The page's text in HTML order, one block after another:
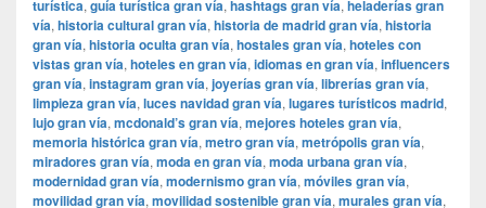
turística, guía turística gran vía, hashtags gran vía, heladerías gran
vía, historia cultural gran vía, historia de madrid gran vía, historia
gran vía, historia oculta gran vía, hostales gran vía, hoteles con
vistas gran vía, hoteles en gran vía, idiomas en gran vía, influencers
gran vía, instagram gran vía, joyerías gran vía, librerías gran vía,
limpieza gran vía, luces navidad gran vía, lugares turísticos madrid,
lujo gran vía, mcdonald’s gran vía, mejores hoteles gran vía,
memoria histórica gran vía, metro gran vía, metrópolis gran vía,
miradores gran vía, moda en gran vía, moda urbana gran vía,
modernidad gran vía, modernismo gran vía, móviles gran vía,
movilidad gran vía, movilidad sostenible gran vía, murales gran vía,